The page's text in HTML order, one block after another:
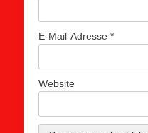
E-Mail-Adresse *
Website